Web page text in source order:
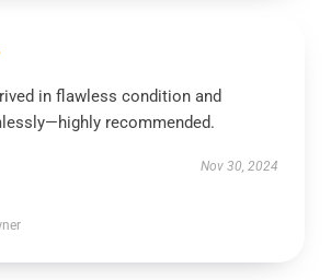
in flawless condition and
recommended.
Nov 30, 2024